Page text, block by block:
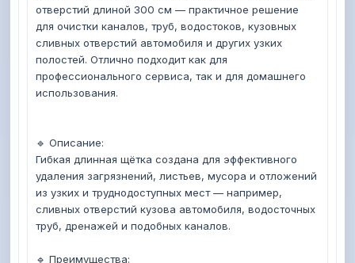
отверстий длиной 300 см — практичное решение
для очистки каналов, труб, водостоков, кузовных
сливных отверстий автомобиля и других узких
полостей. Отлично подходит как для
профессионального сервиса, так и для домашнего
использования.
🔹 Описание:
Гибкая длинная щётка создана для эффективного
удаления загрязнений, листьев, мусора и отложений
из узких и труднодоступных мест — например,
сливных отверстий кузова автомобиля, водосточных
труб, дренажей и подобных каналов.
🔹 Преимущества: